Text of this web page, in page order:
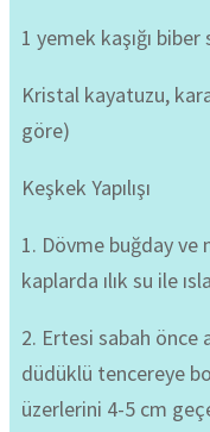
1 yemek kaşığı biber
Kristal kayatuzu,
göre)
Keşkek Yapılışı
1. Dövme buğday ve
kaplarda ılık su ile
2. Ertesi sabah önce
düdüklü tencereye
üzerlerini 4-5 cm